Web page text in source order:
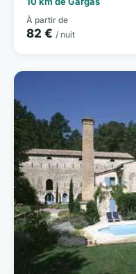
À partir de
82 € / nuit